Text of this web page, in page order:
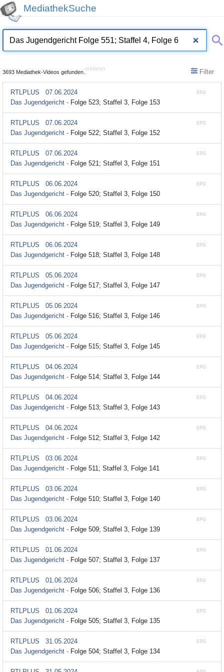
MediathekSuche
3693 Mediathek-Videos gefunden.
erklären Filter
EPG
RTLPLUS
07.06.2024
Das Jugendgericht - Folge 523; Staffel 3, Folge 153
EPG
RTLPLUS
07.06.2024
Das Jugendgericht - Folge 522; Staffel 3, Folge 152
EPG
RTLPLUS
07.06.2024
Das Jugendgericht - Folge 521; Staffel 3, Folge 151
EPG
RTLPLUS
06.06.2024
Das Jugendgericht - Folge 520; Staffel 3, Folge 150
EPG
RTLPLUS
06.06.2024
Das Jugendgericht - Folge 519; Staffel 3, Folge 149
EPG
RTLPLUS
06.06.2024
Das Jugendgericht - Folge 518; Staffel 3, Folge 148
EPG
RTLPLUS
05.06.2024
Das Jugendgericht - Folge 517; Staffel 3, Folge 147
EPG
RTLPLUS
05.06.2024
Das Jugendgericht - Folge 516; Staffel 3, Folge 146
EPG
RTLPLUS
05.06.2024
Das Jugendgericht - Folge 515; Staffel 3, Folge 145
EPG
RTLPLUS
04.06.2024
Das Jugendgericht - Folge 514; Staffel 3, Folge 144
EPG
RTLPLUS
04.06.2024
Das Jugendgericht - Folge 513; Staffel 3, Folge 143
EPG
RTLPLUS
04.06.2024
Das Jugendgericht - Folge 512; Staffel 3, Folge 142
EPG
RTLPLUS
03.06.2024
Das Jugendgericht - Folge 511; Staffel 3, Folge 141
EPG
RTLPLUS
03.06.2024
Das Jugendgericht - Folge 510; Staffel 3, Folge 140
EPG
RTLPLUS
03.06.2024
Das Jugendgericht - Folge 509; Staffel 3, Folge 139
EPG
RTLPLUS
01.06.2024
Das Jugendgericht - Folge 507; Staffel 3, Folge 137
EPG
RTLPLUS
01.06.2024
Das Jugendgericht - Folge 506; Staffel 3, Folge 136
EPG
RTLPLUS
01.06.2024
Das Jugendgericht - Folge 505; Staffel 3, Folge 135
EPG
RTLPLUS
31.05.2024
Das Jugendgericht - Folge 504; Staffel 3, Folge 134